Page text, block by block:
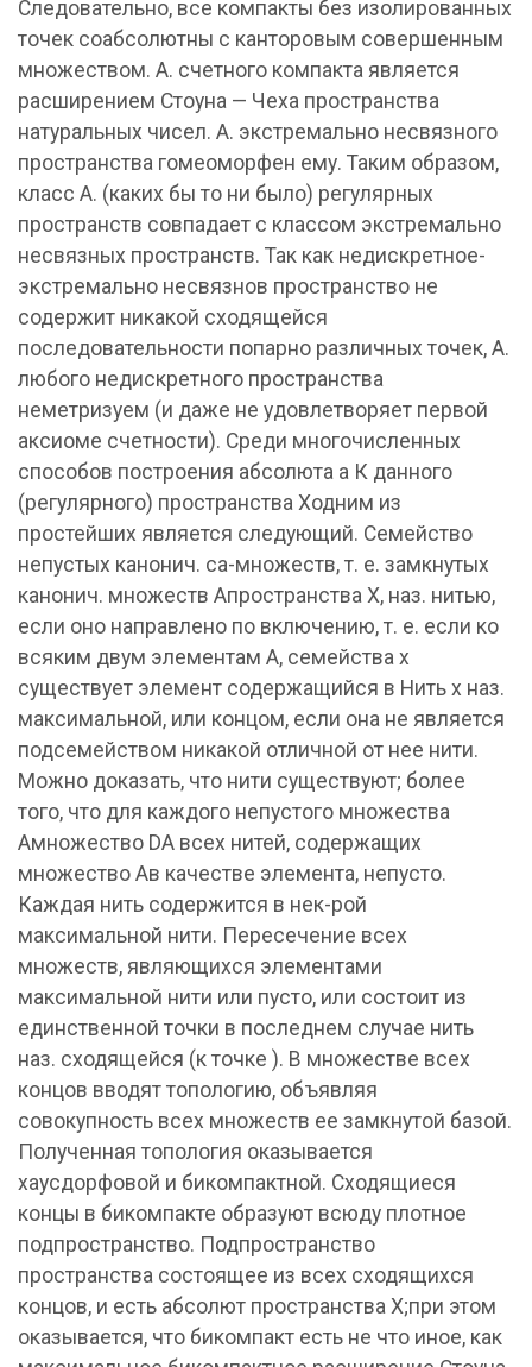
Следовательно, все компакты без изолированных
точек соабсолютны с канторовым совершенным
множеством. А. счетного компакта является
расширением Стоуна — Чеха пространства
натуральных чисел. А. экстремально несвязного
пространства гомеоморфен ему. Таким образом,
класс А. (каких бы то ни было) регулярных
пространств совпадает с классом экстремально
несвязных пространств. Так как недискретное-
экстремально несвязнов пространство не
содержит никакой сходящейся
последовательности попарно различных точек, А.
любого недискретного пространства
неметризуем (и даже не удовлетворяет первой
аксиоме счетности). Среди многочисленных
способов построения абсолюта а К данного
(регулярного) пространства Xодним из
простейших является следующий. Семейство
непустых канонич. cа-множеств, т. е. замкнутых
канонич. множеств Апространства X, наз. нитью,
если оно направлено по включению, т. е. если ко
всяким двум элементам А, семейства x
существует элемент содержащийся в Нить x наз.
максимальной, или концом, если она не является
подсемейством никакой отличной от нее нити.
Можно доказать, что нити существуют; более
того, что для каждого непустого множества
Амножество DA всех нитей, содержащих
множество Ав качестве элемента, непусто.
Каждая нить содержится в нек-рой
максимальной нити. Пересечение всех
множеств, являющихся элементами
максимальной нити или пусто, или состоит из
единственной точки в последнем случае нить
наз. сходящейся (к точке ). В множестве всех
концов вводят топологию, объявляя
совокупность всех множеств ее замкнутой базой.
Полученная топология оказывается
хаусдорфовой и бикомпактной. Сходящиеся
концы в бикомпакте образуют всюду плотное
подпространство. Подпространство
пространства состоящее из всех сходящихся
концов, и есть абсолют пространства X;при этом
оказывается, что бикомпакт есть не что иное, как